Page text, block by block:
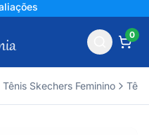
0
Tênis Skechers Feminino